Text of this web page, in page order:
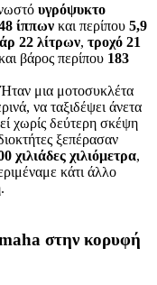
υγρόψυκτο
ίππων και περίπου 5,9
22 λίτρων, τροχό 21
βάρος περίπου 183
Ήταν μια μοτοσυκλέτα
να ταξιδέψει άνετα
χωρίς δεύτερη σκέψη
ξεπέρασαν
χιλιάδες χιλιόμετρα,
κάτι άλλο
στην κορυφή